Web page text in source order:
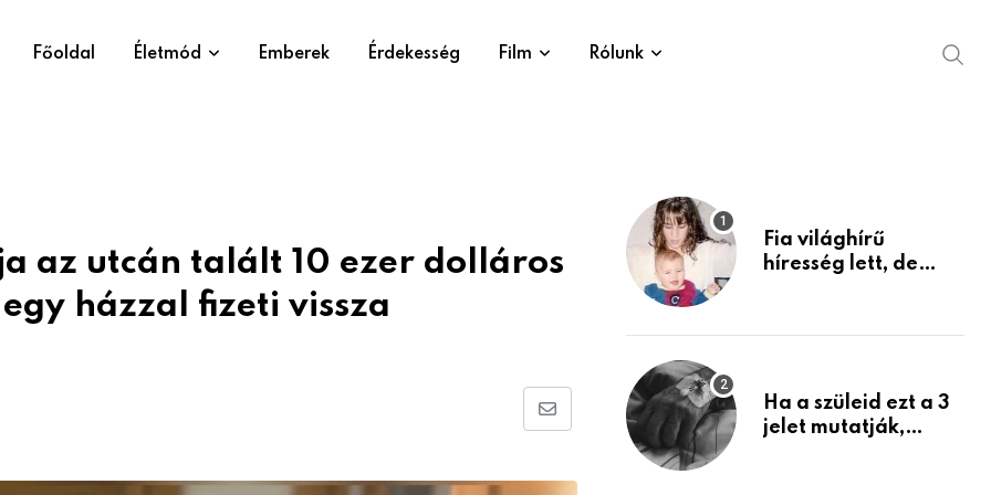
Főoldal Életmód Emberek Érdekesség Film Rólunk
az utcán talált 10 ezer dolláros
házzal fizeti vissza
Share
Email
Fia világhírű
híresség lett, de
mint azt el tudnád
Ha a szüleid ezt a 3
jelet mutatják,